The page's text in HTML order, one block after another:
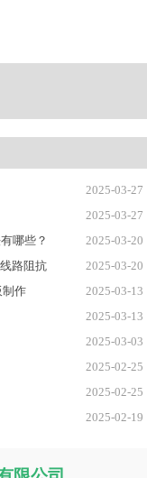
2025-03-27
2025-03-27
2025-03-20
哪些？
2025-03-20
路阻抗
2025-03-13
制作
2025-03-13
2025-03-03
2025-02-25
2025-02-25
2025-02-19